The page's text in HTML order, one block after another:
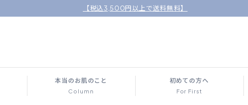
【税込3,500円以上で送料無料】
本当のお肌のこと
Column
初めての方へ
For First